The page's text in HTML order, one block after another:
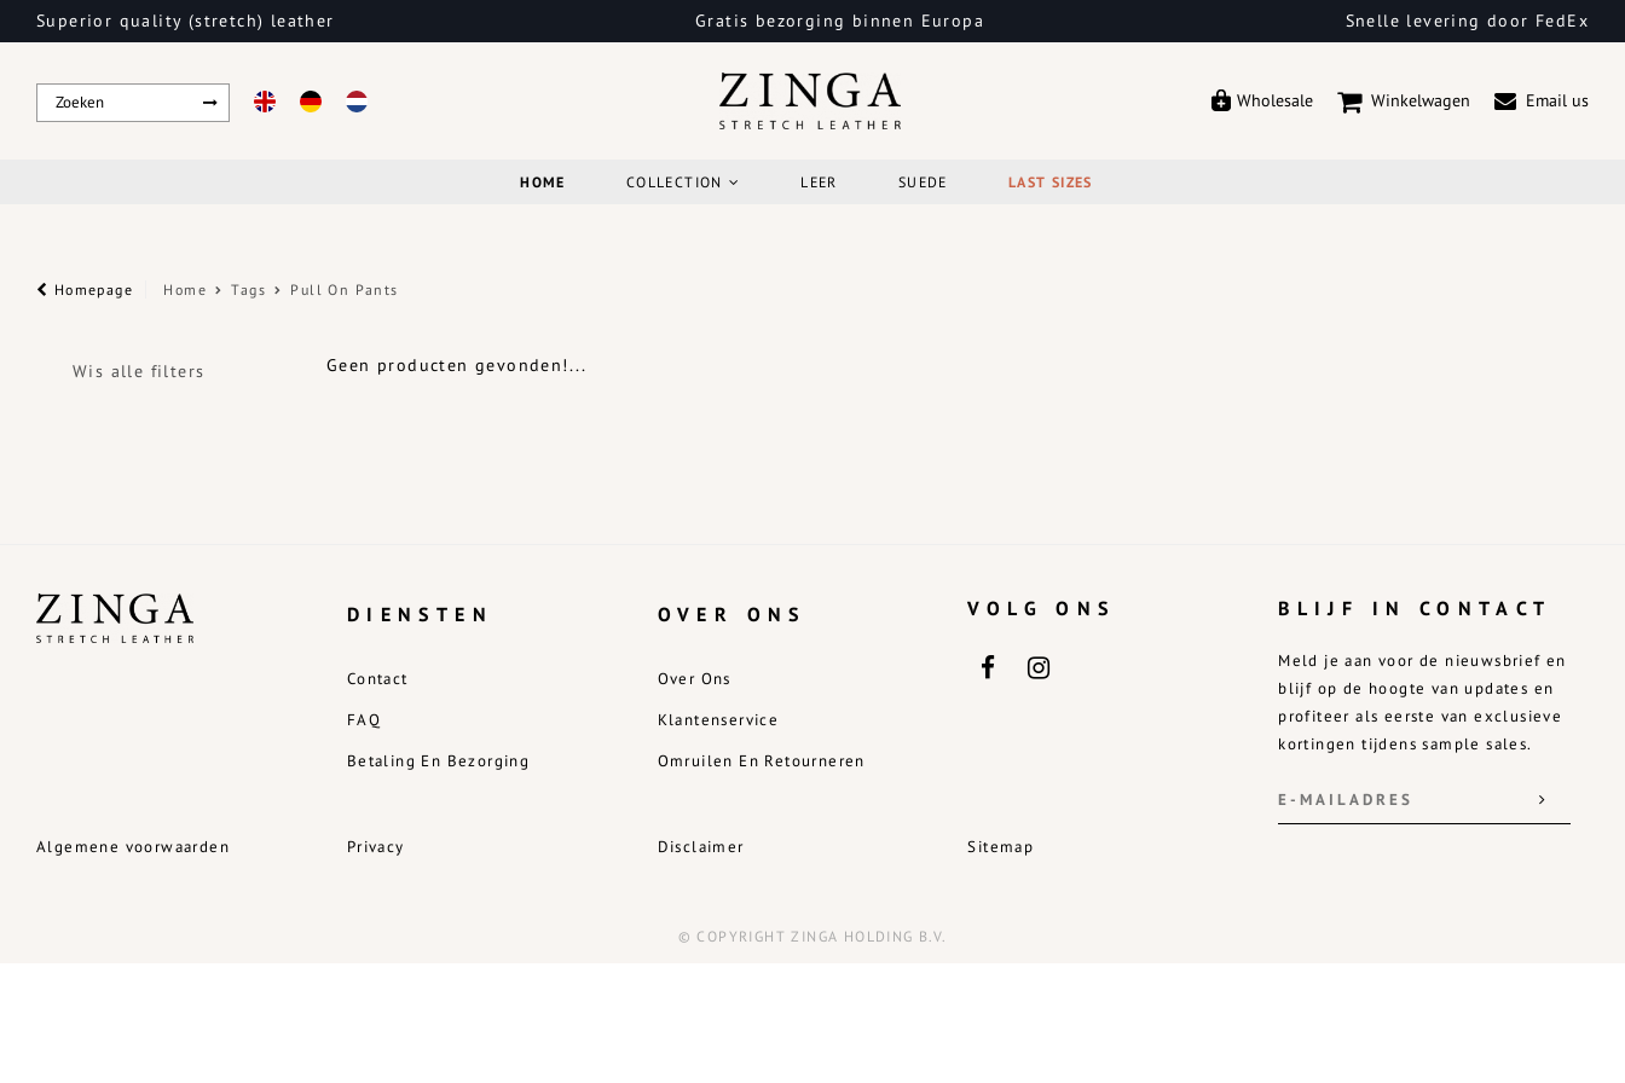
Superior quality (stretch) leather Gratis bezorging binnen Europa Snelle levering door FedEx
Wholesale Winkelwagen Email us
HOME COLLECTION LEER SUEDE LAST SIZES
Homepage Home Tags Pull On Pants
Wis alle filters Geen producten gevonden!...
Algemene voorwaarden
DIENSTEN
Contact
FAQ
Betaling En Bezorging
Privacy
OVER ONS
Over Ons
Klantenservice
Omruilen En Retourneren
Disclaimer
VOLG ONS
Sitemap
BLIJF IN CONTACT
Meld je aan voor de nieuwsbrief en
blijf op de hoogte van updates en
profiteer als eerste van exclusieve
kortingen tijdens sample sales.
© COPYRIGHT ZINGA HOLDING B.V.